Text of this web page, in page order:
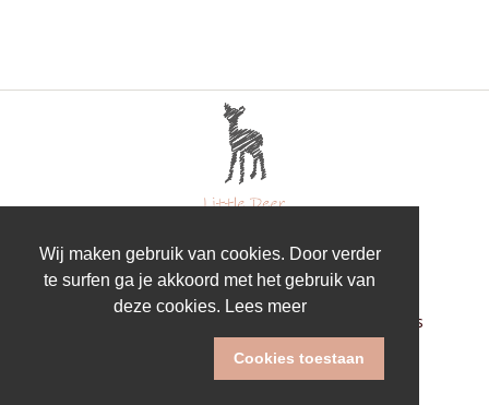
Wij maken gebruik van cookies. Door verder
te surfen ga je akkoord met het gebruik van
deze cookies. Lees meer
Cookies toestaan
Over ons